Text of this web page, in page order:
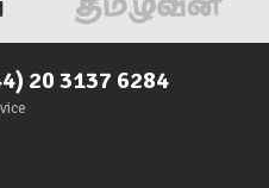
20 3137 6284